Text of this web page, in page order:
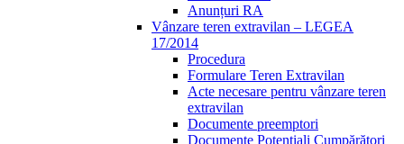
Anunțuri RA
Vânzare teren extravilan – LEGEA
17/2014
Procedura
Formulare Teren Extravilan
Acte necesare pentru vânzare teren
extravilan
Documente preemptori
Documente Potențiali Cumpărători